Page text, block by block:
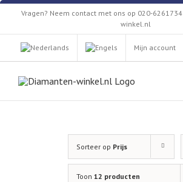
Skip
content
Vragen? Neem contact met ons op 020-6261734
winkel.nl
Mijn account
Sorteer op Prijs
Toon 12 producten